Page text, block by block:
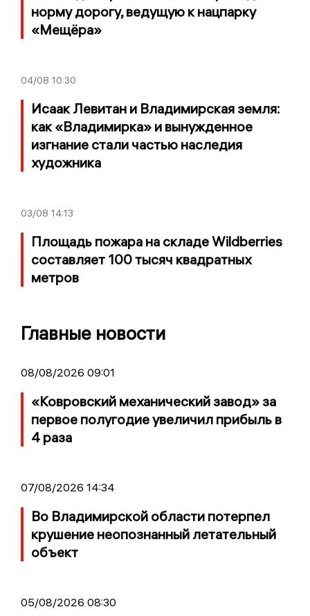
норму дорогу, ведущую к нацпарку
«Мещёра»
04/08 10:30
Исаак Левитан и Владимирская земля:
как «Владимирка» и вынужденное
изгнание стали частью наследия
художника
03/08 14:13
Площадь пожара на складе Wildberries
составляет 100 тысяч квадратных
метров
Главные новости
08/08/2026 09:01
«Ковровский механический завод» за
первое полугодие увеличил прибыль в
4 раза
07/08/2026 14:34
Во Владимирской области потерпел
крушение неопознанный летательный
объект
05/08/2026 08:30